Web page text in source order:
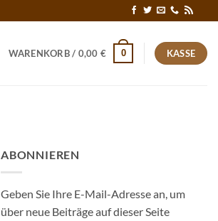
WARENKORB / 0,00 € 0 KASSE
ABONNIEREN
Geben Sie Ihre E-Mail-Adresse an, um
über neue Beiträge auf dieser Seite